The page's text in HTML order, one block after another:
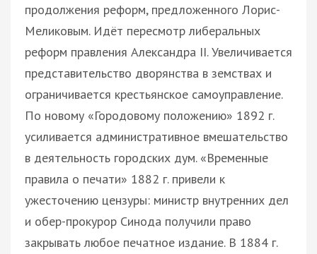
продолжения реформ, предложенного Лорис-
Меликовым. Идёт пересмотр либеральных
реформ правления Александра II. Увеличивается
представительство дворянства в земствах и
ограничивается крестьянское самоуправление.
По новому «Городовому положению» 1892 г.
усиливается административное вмешательство
в деятельность городских дум. «Временные
правила о печати» 1882 г. привели к
ужесточению цензуры: министр внутренних дел
и обер-прокурор Синода получили право
закрывать любое печатное издание. В 1884 г.